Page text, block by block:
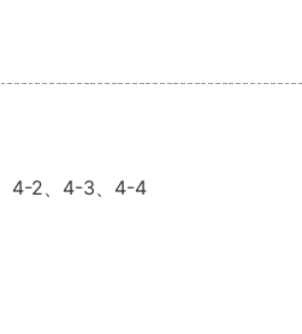
4-2、4-3、4-4